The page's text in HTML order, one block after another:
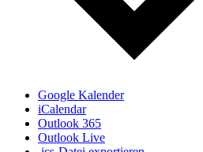
Google Kalender
iCalendar
Outlook 365
Outlook Live